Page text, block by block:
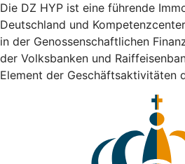
Die DZ HYP ist eine führende
Deutschland und
in der Genossenschaftlichen
der Volksbanken und
Element der Geschäftsaktivitäten